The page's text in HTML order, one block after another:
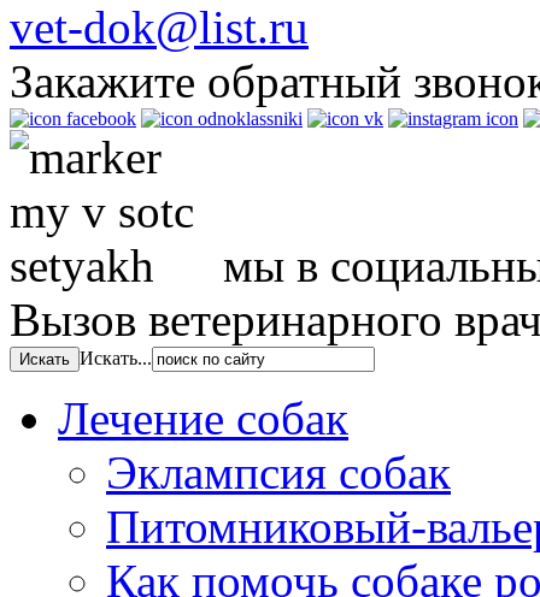
vet-dok@list.ru
Закажите обратный
мы в
Вызов ветеринарного
Искать...
Лечение собак
Эклампсия собак
Питомниковый-
Как помочь собаке